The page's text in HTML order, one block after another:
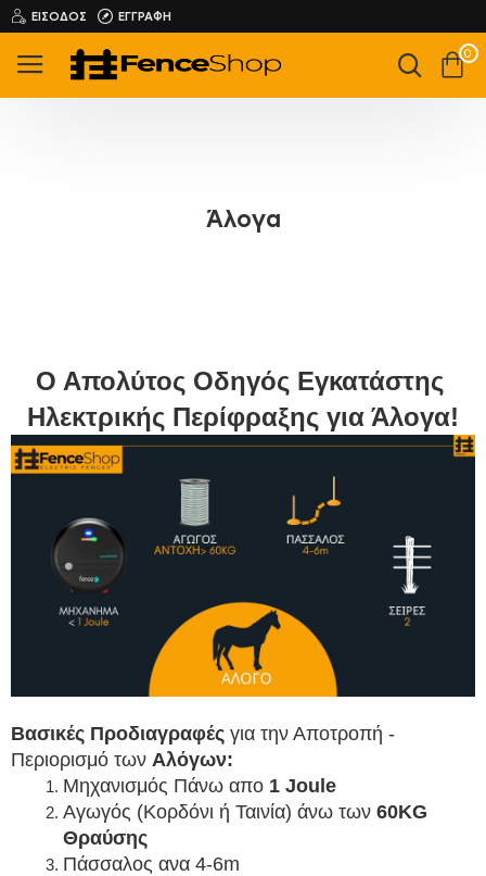
ΕΊΣΟΔΟΣ ΕΓΓΡΑΦΉ
0
Άλογα
Ο Απολύτος Οδηγός Εγκατάστης
Ηλεκτρικής Περίφραξης για Άλογα!
Βασικές Προδιαγραφές για την Αποτροπή -
Περιορισμό των Αλόγων:
Μηχανισμός Πάνω απο 1 Joule
Αγωγός (Κορδόνι ή Ταινία) άνω των 60KG
Θραύσης
Πάσσαλος ανα 4-6m